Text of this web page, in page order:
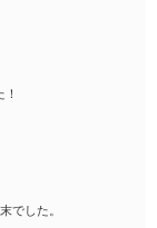
でした。